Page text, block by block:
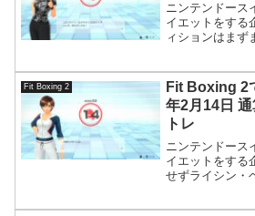
ニンテンドース
イエットをする
ィションはまず
Fit Boxing 2
Fit Boxing 2
年2月14日
トレ
ニンテンドース
イエットをする
せずライシン・